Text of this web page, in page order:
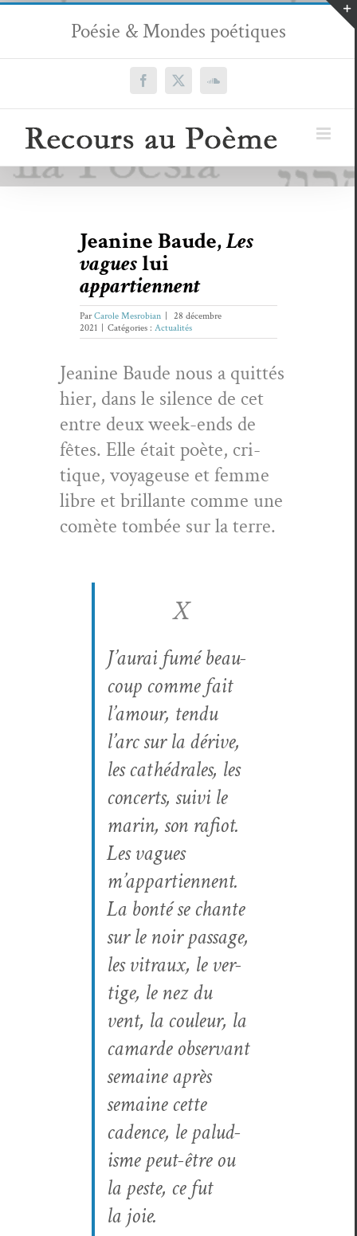
Passer
contenu
Poésie & Mondes poétiques
Facebook
X SoundCloud
Jeanine Baude,Les
vagueslui
appartiennent
ParCarole Mesrobian
28 décembre
2021
Catégories : Actualités
Jea­nine Baude nous a quit­tés
hier, dans le silence de cet
entre deux week-ends de
fêtes. Elle était poète, cri­
tique, voyageuse et femme
libre et bril­lante comme une
comète tombée sur la terre.
X
J’aurai fumé beau­
coup comme fait
l’amour, ten­du
l’arc sur la dérive,
les cathé­drales, les
con­certs, suivi le
marin, son rafiot.
Les vagues
m’appartiennent.
La bon­té se chante
sur le noir pas­sage,
les vit­raux, le ver­
tige, le nez du
vent, la couleur, la
camarde obser­vant
semaine après
semaine cette
cadence, le palud­
isme peut-être ou
la peste, ce fut
la joie.